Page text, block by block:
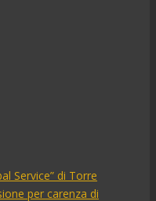
Service” di Torre
per carenza di